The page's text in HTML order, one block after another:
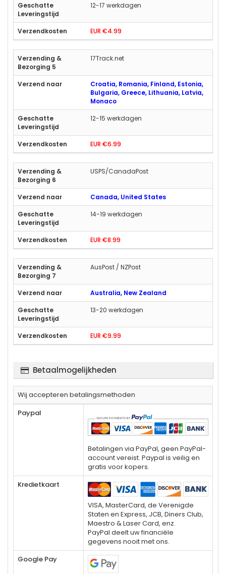
12-17 werkdagen
EUR €4.99
17Track.net
Croatia, Romania, Finland, Estonia,
Bulgaria, Greece, Lithuania, Latvia,
Monaco
12-15 werkdagen
EUR €6.99
USPS/CanadaPost
Canada, United States
14-19 werkdagen
EUR €8.99
AusPost / NZPost
Australia, New Zealand
13-20 werkdagen
EUR €9.99
Betaalmogelijkheden
Wij accepteren betalingsmethoden
Paypal
Betalingen via PayPal, geen PayPal-
account vereist. Paypal is veilig en
gratis voor kopers.
Kredietkaart
VISA, MasterCard, de Verenigde
Staten en Express, JCB, Diners Club,
Maestro & Laser Card, enz.
PayPal deelt uw financiële
gegevens nooit met ons.
Google Pay